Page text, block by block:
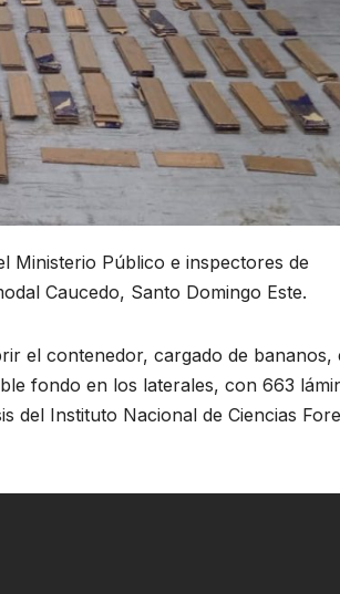
Ministerio Público e inspectores de
Caucedo, Santo Domingo Este.
el contenedor, cargado de bananos,
fondo en los laterales, con 663
del Instituto Nacional de Ciencias